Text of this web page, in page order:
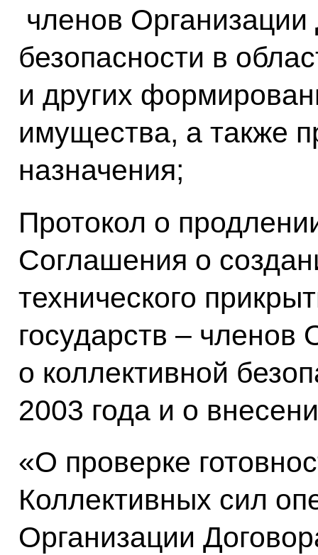
членов Организации
безопасности в
и других
имущества, а также
назначения;
Протокол о
Соглашения о
технического
государств – членов
о коллективной
2003 года и о
«О проверке
Коллективных сил
Организации